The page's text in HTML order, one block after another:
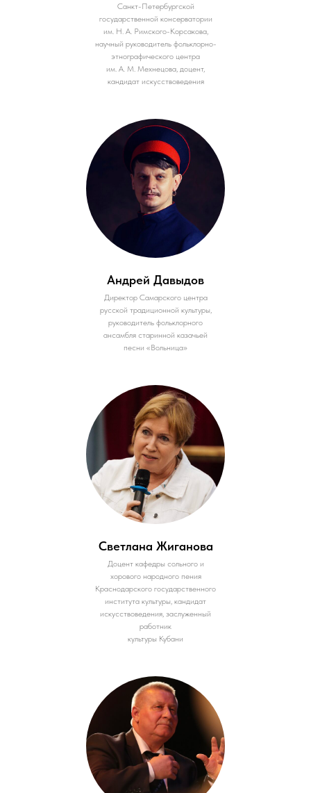
Санкт-Петербургской
государственной консерватории
им. Н. А. Римского-Корсакова,
научный руководитель фольклорно-
этнографического центра
им. А. М. Мехнецова, доцент,
кандидат искусствоведения
Андрей Давыдов
Директор Самарского центра
русской традиционной культуры,
руководитель фольклорного
ансамбля старинной казачьей
песни «Вольница»
Светлана Жиганова
Доцент кафедры сольного и
хорового народного пения
Краснодарского государственного
института культуры, кандидат
искусствоведения, заслуженный
работник
культуры Кубани